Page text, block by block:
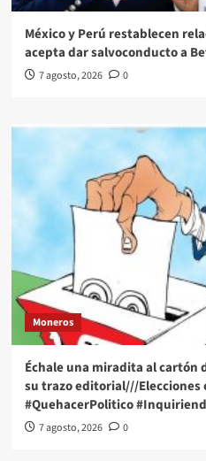
México y Perú restablecen
acepta dar salvoconducto a
7 agosto, 2026 0
Moneros
Échale una miradita al cartón
su trazo editorial///Elecciones
#QuehacerPolitico
7 agosto, 2026 0